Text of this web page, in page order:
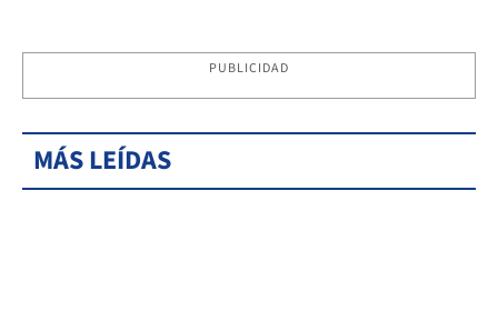
PUBLICIDAD
MÁS LEÍDAS